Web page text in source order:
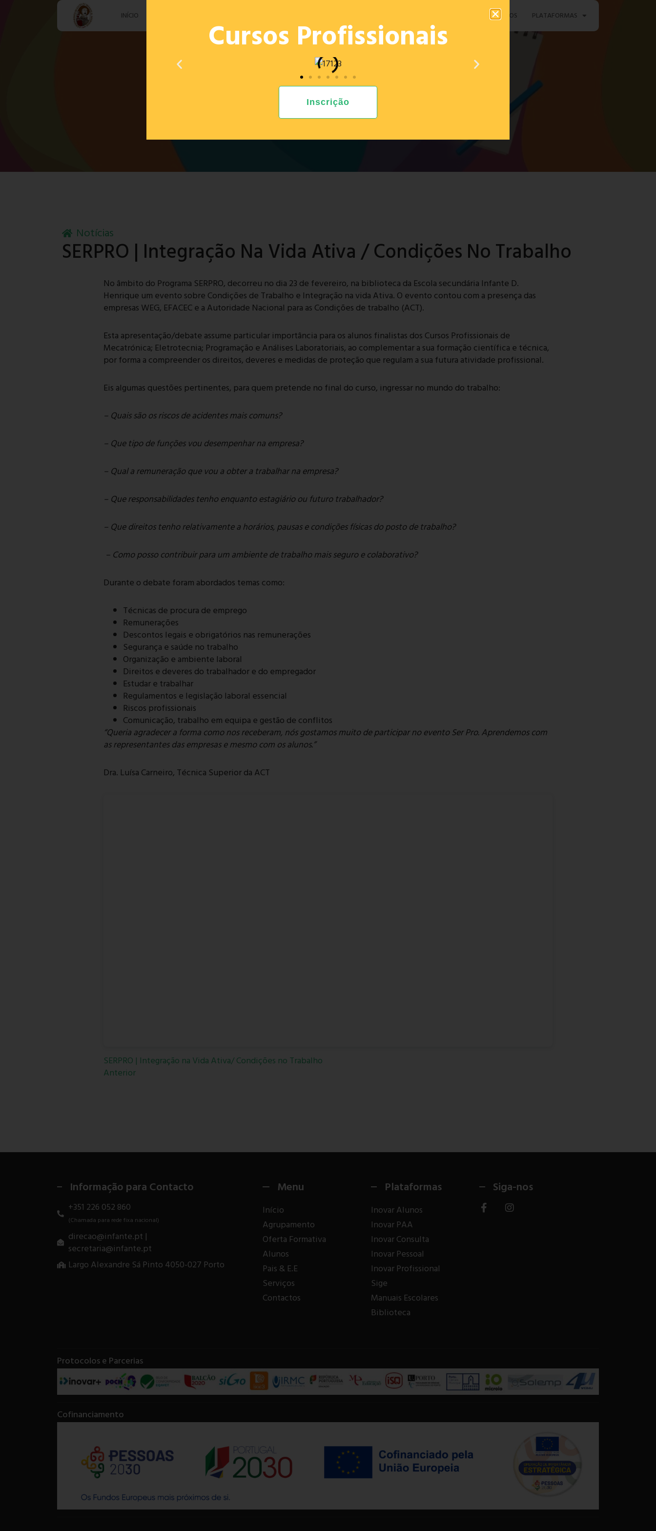
INÍCIO CONTACTOS PLATAFORMAS
Notícias
SERPRO | Integração Na Vida Ativa / Condições No Trabalho
No âmbito do Programa SERPRO, decorreu no dia 23 de fevereiro, na biblioteca da Escola secundária Infante D.
Henrique um evento sobre Condições de Trabalho e Integração na vida Ativa. O evento contou com a presença das
empresas WEG, EFACEC e a Autoridade Nacional para as Condições de trabalho (ACT).
Esta apresentação/debate assume particular importância para os alunos finalistas dos Cursos Profissionais de
Mecatrónica; Eletrotecnia; Programação e Análises Laboratoriais, ao complementar a sua formação científica e técnica,
por forma a compreender os direitos, deveres e medidas de proteção que regulam a sua futura atividade profissional.
Eis algumas questões pertinentes, para quem pretende no final do curso, ingressar no mundo do trabalho:
– Quais são os riscos de acidentes mais comuns?
– Que tipo de funções vou desempenhar na empresa?
– Qual a remuneração que vou a obter a trabalhar na empresa?
– Que responsabilidades tenho enquanto estagiário ou futuro trabalhador?
– Que direitos tenho relativamente a horários, pausas e condições físicas do posto de trabalho?
– Como posso contribuir para um ambiente de trabalho mais seguro e colaborativo?
Durante o debate foram abordados temas como:
Técnicas de procura de emprego
Remunerações
Descontos legais e obrigatórios nas remunerações
Segurança e saúde no trabalho
Organização e ambiente laboral
Direitos e deveres do trabalhador e do empregador
Estudar e trabalhar
Regulamentos e legislação laboral essencial
Riscos profissionais
Comunicação, trabalho em equipa e gestão de conflitos
“Queria agradecer a forma como nos receberam, nós gostamos muito de participar no evento Ser Pro. Aprendemos com
as representantes das empresas e mesmo com os alunos.”
Dra. Luísa Carneiro, Técnica Superior da ACT
SERPRO | Integração na Vida Ativa/ Condições no Trabalho
Anterior
Informação para Contacto
+351 226 052 860
(Chamada para rede fixa nacional)
direcao@infante.pt |
secretaria@infante.pt
Largo Alexandre Sá Pinto 4050-027 Porto
Menu
Início
Agrupamento
Oferta Formativa
Alunos
Pais & E.E
Serviços
Contactos
Plataformas
Inovar Alunos
Inovar PAA
Inovar Consulta
Inovar Pessoal
Inovar Profissional
Sige
Manuais Escolares
Biblioteca
Siga-nos
Protocolos e Parcerias
Cofinanciamento
Cursos Profissionais
Inscrição